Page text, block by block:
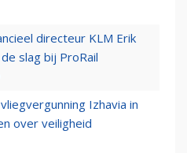
directeur KLM Erik
slag bij ProRail
Izhavia in
over veiligheid